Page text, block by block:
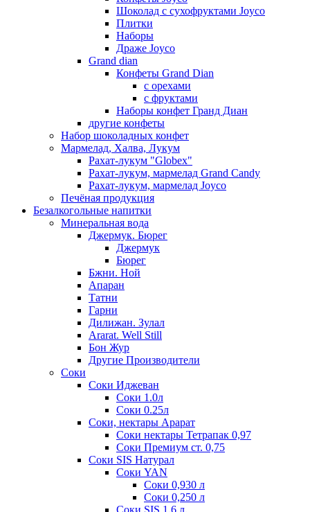
Шоколад с сухофруктами Joyco
Плитки
Наборы
Драже Joyco
Grand dian
Конфеты Grand Dian
с орехами
с фруктами
Наборы конфет Гранд Диан
другие конфеты
Набор шоколадных конфет
Мармелад, Халва, Лукум
Рахат-лукум "Globex"
Рахат-лукум, мармелад Grand Candy
Рахат-лукум, мармелад Joyco
Печёная продукция
Безалкогольные напитки
Минеральная вода
Джермук. Бюрег
Джермук
Бюрег
Бжни. Ной
Апаран
Татни
Гарни
Дилижан. Зулал
Ararat. Well Still
Бон Жур
Другие Производители
Соки
Соки Иджеван
Соки 1.0л
Соки 0.25л
Соки, нектары Арарат
Соки нектары Тетрапак 0,97
Соки Премиум ст. 0,75
Соки SIS Натурал
Соки YAN
Соки 0,930 л
Соки 0,250 л
Соки SIS 1,6 л.